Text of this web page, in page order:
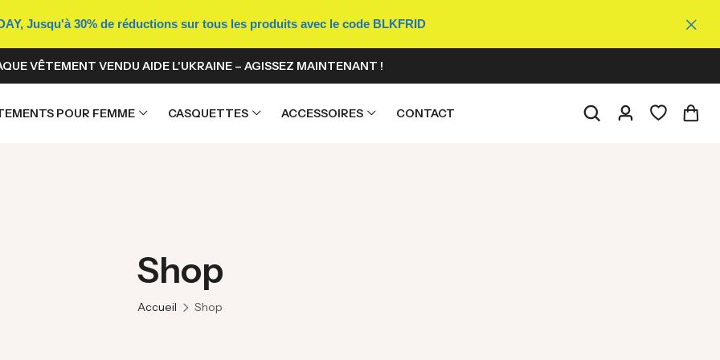
Jusqu'à 30% de réductions sur tous les produits avec le code BLKFRID
VÊTEMENT VENDU AIDE L'UKRAINE – AGISSEZ MAINTENANT !
POUR FEMME CASQUETTES ACCESSOIRES CONTACT
Shop
Accueil Shop